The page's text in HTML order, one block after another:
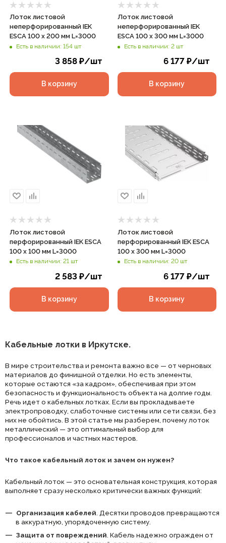
Лоток листовой
неперфорированный IEK
ESCA 100 х 200 мм L=3000
Есть в наличии: 154 шт
3 858₽/шт
В корзину
Лоток листовой
неперфорированный IEK
ESCA 100 х 300 мм L=3000
Есть в наличии: 2 шт
6 177 ₽/шт
В корзину
Лоток листовой
перфорированный IEK ESCA
100 х 100 мм L=3000
Есть в наличии: 21 шт
2 583₽/шт
В корзину
Лоток листовой
перфорированный IEK ESCA
100 х 300 мм L=3000
Есть в наличии: 20 шт
6 177 ₽/шт
В корзину
Кабельные лотки в Иркутске.
В мире строительства и ремонта важно все — от черновых
материалов до финишной отделки. Но есть элементы,
которые остаются «за кадром», обеспечивая при этом
безопасность и функциональность объекта на долгие годы.
Речь идет о кабельных лотках. Если вы прокладываете
электропроводку, слаботочные системы или сети связи, без
них не обойтись. В этой статье мы разберем, почему лоток
металлический — это оптимальный выбор для
профессионалов и частных мастеров.
Что такое кабельный лоток и зачем он нужен?
Кабельный лоток — это основательная конструкция, которая
выполняет сразу несколько критически важных функций:
Организация кабелей. Десятки проводов превращаются
в аккуратную, упорядоченную систему.
Защита от повреждений. Кабель надежно огражден от